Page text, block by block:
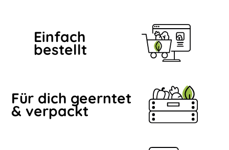
Einfach
bestellt
Für dich geerntet
& verpackt